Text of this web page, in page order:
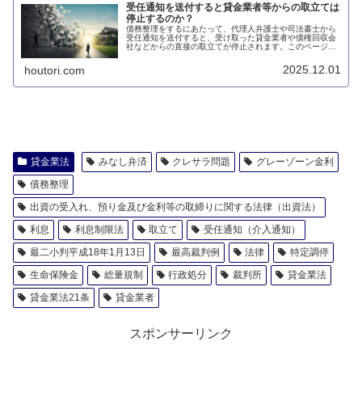
受任通知を送付すると貸金業者等からの取立ては
停止するのか？
債務整理をするにあたって、代理人弁護士や司法書士から
受任通知を送付すると、受け取った貸金業者や債権回収会
社などからの直接の取立てが停止されます。このページで
houtori.com 2025.12.01
貸金業法 みなし弁済 クレサラ問題
グレーゾーン金利
債務整理
出資の受入れ、預り金及び金利等の取締りに関する法律（出資法）
利息
利息制限法 取立て
受任通知（介入通知）
最二小判平成18年1月13日
最高裁判例 法律
特定調停
生命保険金
総量規制 行政処分 裁判所
貸金業法
貸金業法21条
貸金業者
スポンサーリンク